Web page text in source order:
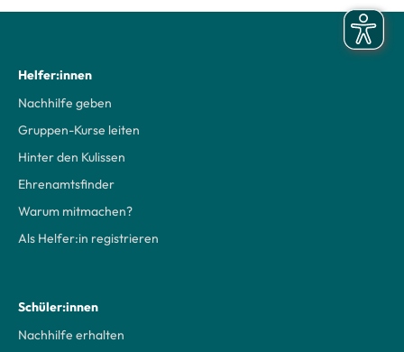
Helfer:innen
Nachhilfe geben
Gruppen-Kurse leiten
Hinter den Kulissen
Ehrenamtsfinder
Warum mitmachen?
Als Helfer:in registrieren
Schüler:innen
Nachhilfe erhalten